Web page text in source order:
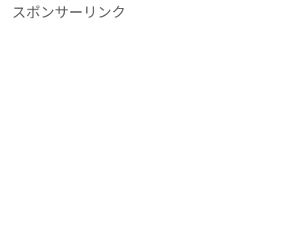
スポンサーリンク